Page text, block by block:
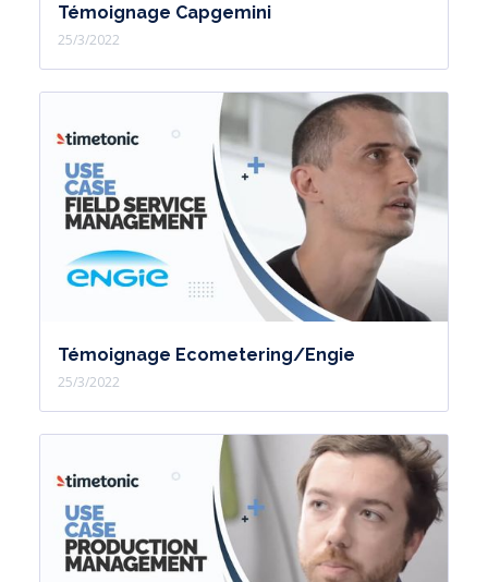
Témoignage Capgemini
25/3/2022
Témoignage Ecometering/Engie
25/3/2022